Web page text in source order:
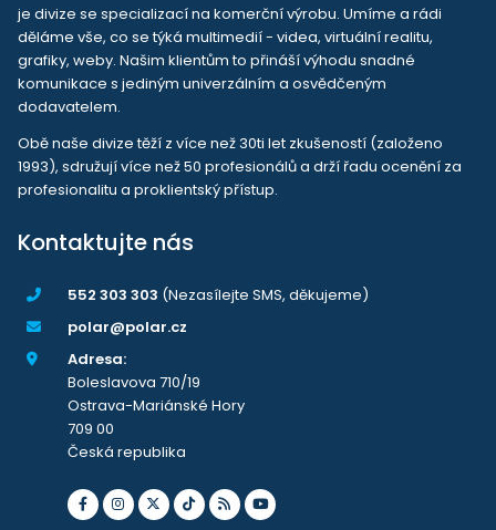
je divize se specializací na komerční výrobu. Umíme a rádi
děláme vše, co se týká multimedií - videa, virtuální realitu,
grafiky, weby. Našim klientům to přináší výhodu snadné
komunikace s jediným univerzálním a osvědčeným
dodavatelem.
Obě naše divize těží z více než 30ti let zkušeností (založeno
1993), sdružují více než 50 profesionálů a drží řadu ocenění za
profesionalitu a proklientský přístup.
Kontaktujte nás
552 303 303 (Nezasílejte SMS, děkujeme)
polar@polar.cz
Adresa:
Boleslavova 710/19
Ostrava-Mariánské Hory
709 00
Česká republika